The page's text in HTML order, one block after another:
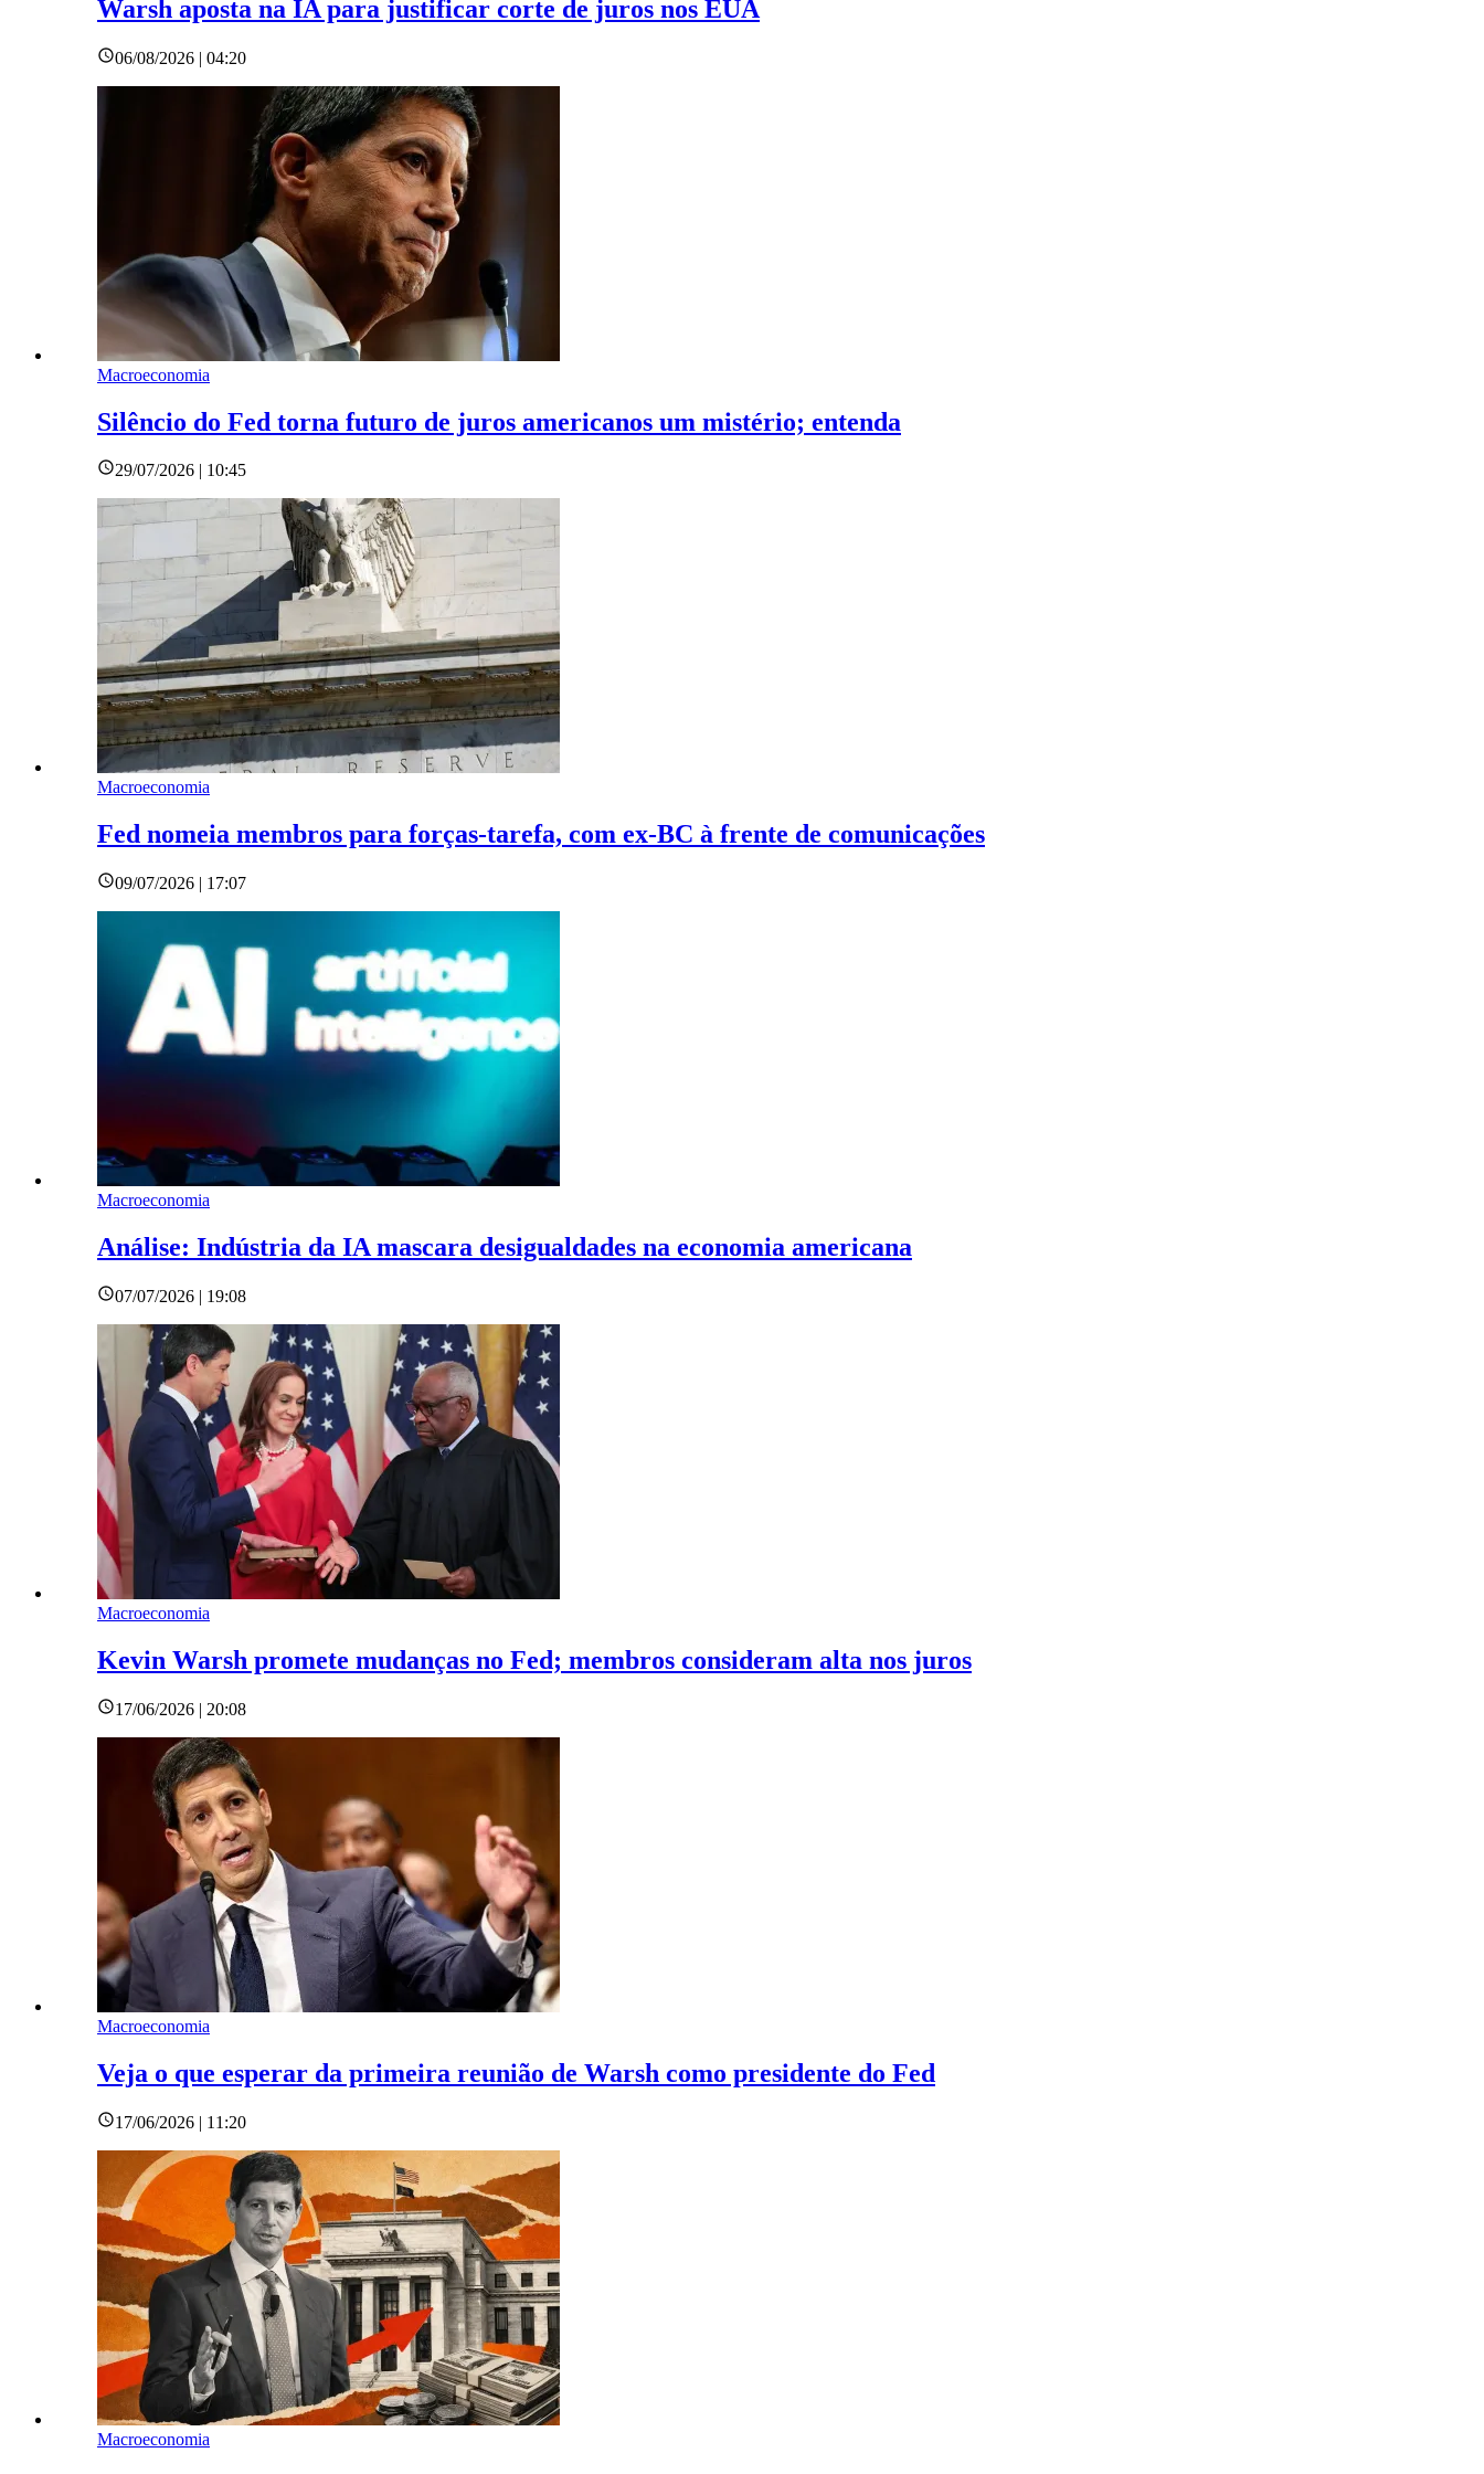
Warsh aposta na IA para justificar corte de juros nos EUA
06/08/2026 | 04:20
Macroeconomia
Silêncio do Fed torna futuro de juros americanos um mistério; entenda
29/07/2026 | 10:45
Macroeconomia
Fed nomeia membros para forças-tarefa, com ex-BC à frente de comunicações
09/07/2026 | 17:07
Macroeconomia
Análise: Indústria da IA mascara desigualdades na economia americana
07/07/2026 | 19:08
Macroeconomia
Kevin Warsh promete mudanças no Fed; membros consideram alta nos juros
17/06/2026 | 20:08
Macroeconomia
Veja o que esperar da primeira reunião de Warsh como presidente do Fed
17/06/2026 | 11:20
Macroeconomia